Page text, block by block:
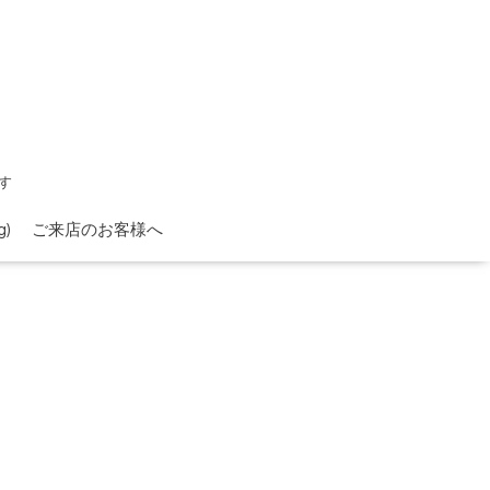
ご来店のお客様へ